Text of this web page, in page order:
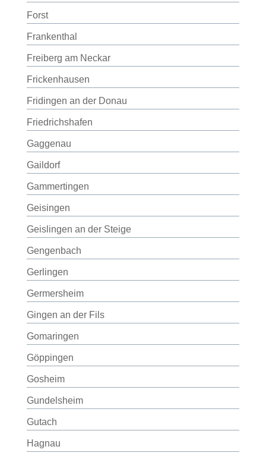
Forst
Frankenthal
Freiberg am Neckar
Frickenhausen
Fridingen an der Donau
Friedrichshafen
Gaggenau
Gaildorf
Gammertingen
Geisingen
Geislingen an der Steige
Gengenbach
Gerlingen
Germersheim
Gingen an der Fils
Gomaringen
Göppingen
Gosheim
Gundelsheim
Gutach
Hagnau